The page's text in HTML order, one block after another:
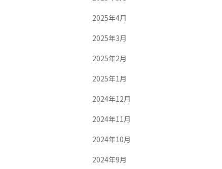
2025年4月
2025年3月
2025年2月
2025年1月
2024年12月
2024年11月
2024年10月
2024年9月